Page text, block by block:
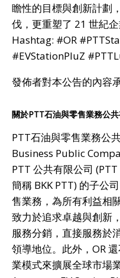
瞻性的目標與創新計劃
伐，更重塑了 21 世紀
Hashtag: #OR
#EVStationPluZ
發佈者對本公告的內容
關於PTT石油與零售業務公
PTT石油與零售業務公
Business Public
PTT 公共有限公司
簡稱 BKK PTT) 的子公
售業務，為所有利益相
致力於追求卓越與創新
服務分銷，直接服務於
領導地位。此外，OR
業模式來擴展全球市場